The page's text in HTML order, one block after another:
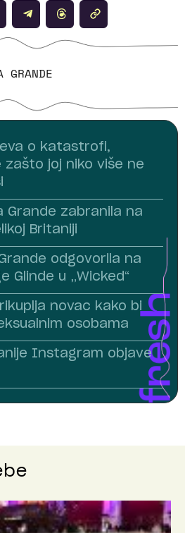
GRANDE
o katastrofi,
joj niko više ne
Grande zabranila na
Britaniji
odgovorila na
Glinde u „Wicked“
novac kako bi
osobama
Instagram objave